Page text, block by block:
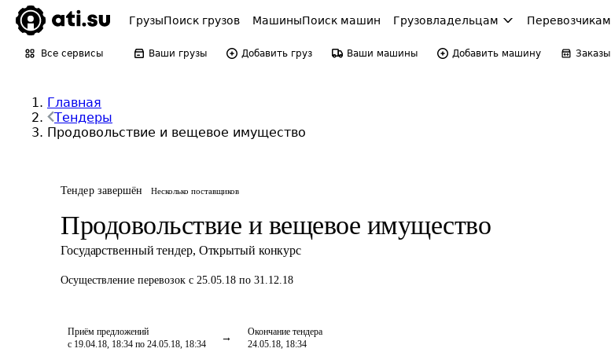
ГрузыПоиск грузов МашиныПоиск машин Грузовладельцам Перевозчикам
Все сервисы Ваши грузы Добавить груз Ваши машины Добавить машину Заказы
Главная
Тендеры
Продовольствие и вещевое имущество
Тендер завершён Несколько поставщиков
Продовольствие и вещевое имущество
Государственный тендер, Открытый конкурс
Осуществление перевозок с 25.05.18 по 31.12.18
Приём предложений
с 19.04.18, 18:34 по 24.05.18, 18:34
Окончание тендера
24.05.18, 18:34